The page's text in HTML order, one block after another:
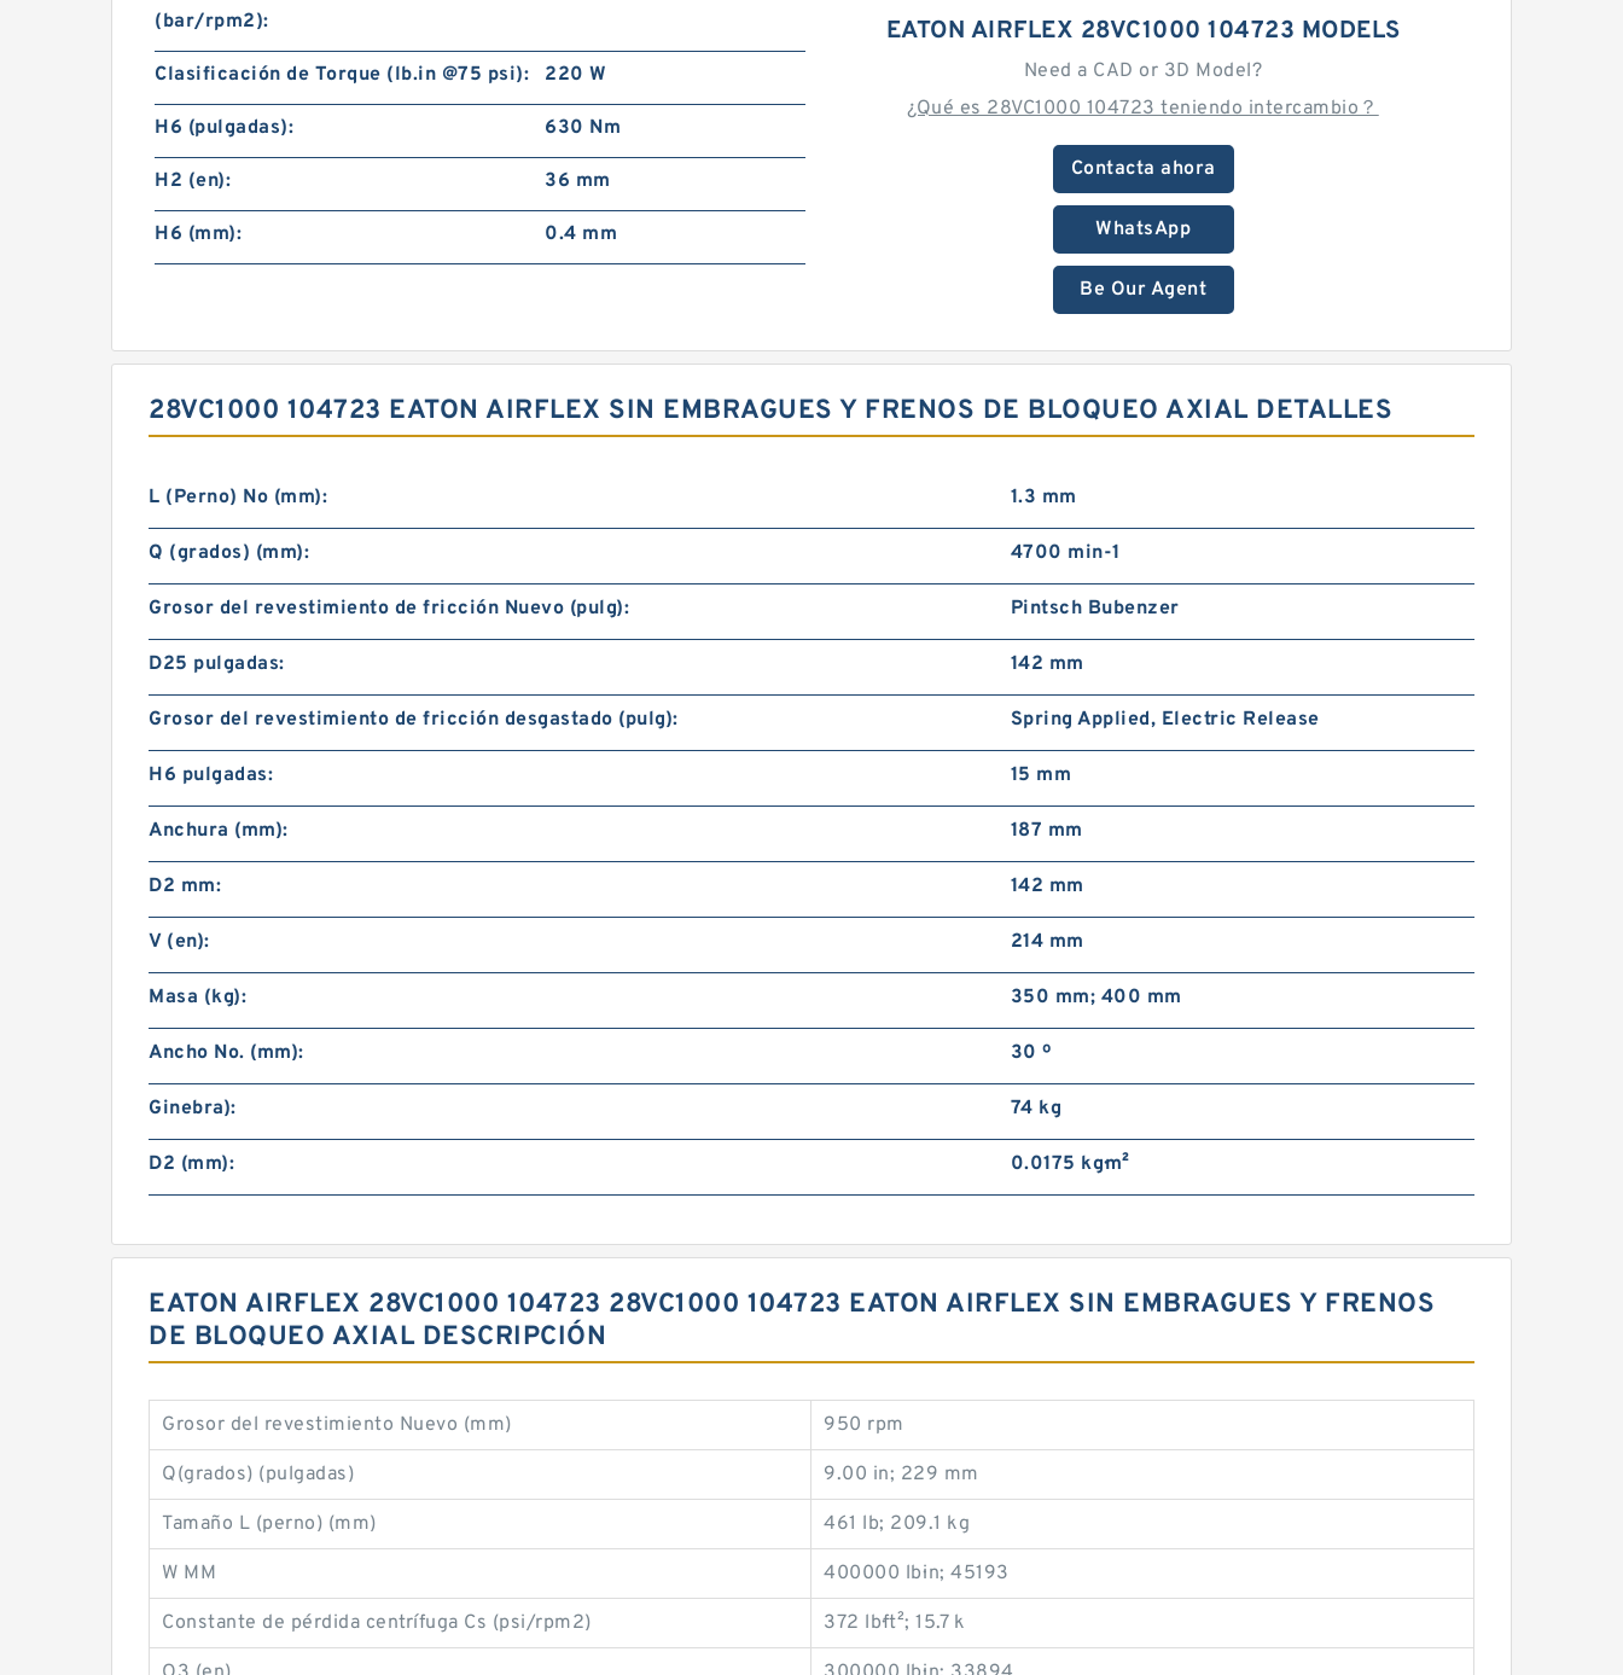
EATON AIRFLEX 28VC1000 104723 MODELS
Need a CAD or 3D Model?
¿Qué es 28VC1000 104723 teniendo intercambio？
Contacta ahora
WhatsApp
Be Our Agent
(bar/rpm2):
Clasificación de Torque (lb.in @75 psi): 220 W
H6 (pulgadas): 630 Nm
H2 (en): 36 mm
H6 (mm): 0.4 mm
28VC1000 104723 EATON AIRFLEX SIN EMBRAGUES Y FRENOS DE BLOQUEO AXIAL DETALLES
L (Perno) No (mm): 1.3 mm
Q (grados) (mm): 4700 min-1
Grosor del revestimiento de fricción Nuevo (pulg): Pintsch Bubenzer
D25 pulgadas: 142 mm
Grosor del revestimiento de fricción desgastado (pulg): Spring Applied, Electric Release
H6 pulgadas: 15 mm
Anchura (mm): 187 mm
D2 mm: 142 mm
V (en): 214 mm
Masa (kg): 350 mm; 400 mm
Ancho No. (mm): 30 º
Ginebra): 74 kg
D2 (mm): 0.0175 kg·m²
EATON AIRFLEX 28VC1000 104723 28VC1000 104723 EATON AIRFLEX SIN EMBRAGUES Y FRENOS
DE BLOQUEO AXIAL DESCRIPCIÓN
Grosor del revestimiento Nuevo (mm) 950 rpm
Q(grados) (pulgadas) 9.00 in; 229 mm
Tamaño L (perno) (mm) 461 lb; 209.1 kg
W MM 400000 lb·in; 45193
Constante de pérdida centrífuga Cs (psi/rpm2) 372 lb·ft²; 15.7 k